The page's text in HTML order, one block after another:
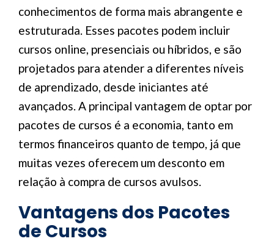
conhecimentos de forma mais abrangente e
estruturada. Esses pacotes podem incluir
cursos online, presenciais ou híbridos, e são
projetados para atender a diferentes níveis
de aprendizado, desde iniciantes até
avançados. A principal vantagem de optar por
pacotes de cursos é a economia, tanto em
termos financeiros quanto de tempo, já que
muitas vezes oferecem um desconto em
relação à compra de cursos avulsos.
Vantagens dos Pacotes
de Cursos